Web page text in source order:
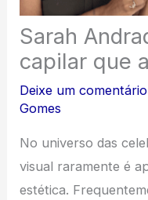
Sarah
capilar que
Deixe um comentário
Gomes
No universo das
visual raramente é
estética.